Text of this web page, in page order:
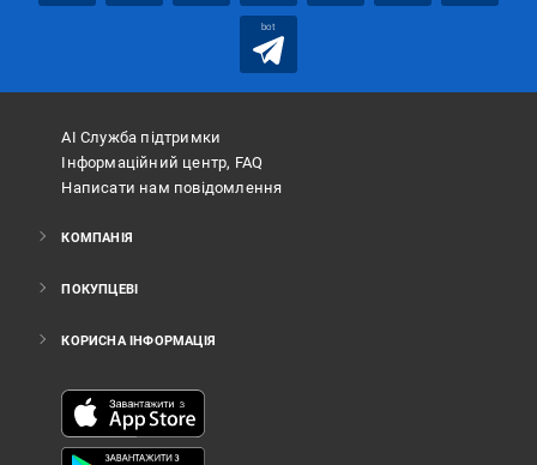
bot
АІ Служба підтримки
Інформаційний центр, FAQ
Написати нам повідомлення
КОМПАНІЯ
ПОКУПЦЕВІ
КОРИСНА ІНФОРМАЦІЯ